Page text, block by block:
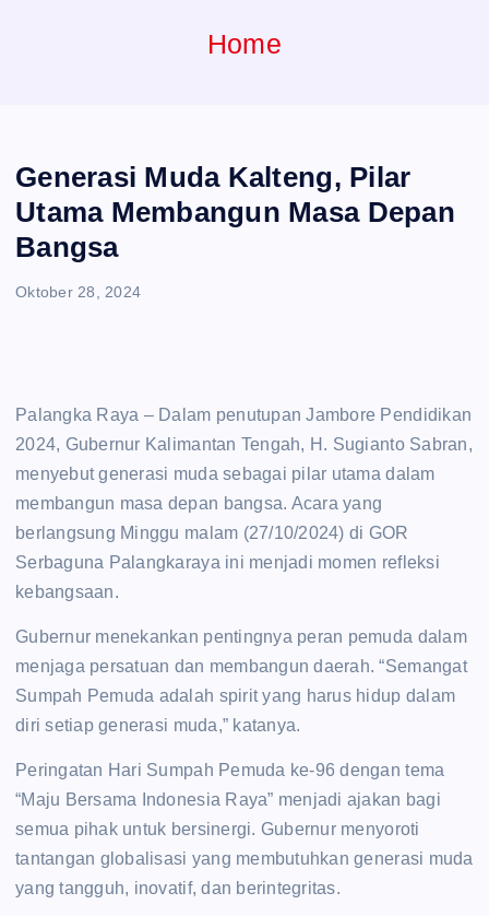
Home
Generasi Muda Kalteng, Pilar
Utama Membangun Masa Depan
Bangsa
Oktober 28, 2024
Palangka Raya – Dalam penutupan Jambore Pendidikan
2024, Gubernur Kalimantan Tengah, H. Sugianto Sabran,
menyebut generasi muda sebagai pilar utama dalam
membangun masa depan bangsa. Acara yang
berlangsung Minggu malam (27/10/2024) di GOR
Serbaguna Palangkaraya ini menjadi momen refleksi
kebangsaan.
Gubernur menekankan pentingnya peran pemuda dalam
menjaga persatuan dan membangun daerah. “Semangat
Sumpah Pemuda adalah spirit yang harus hidup dalam
diri setiap generasi muda,” katanya.
Peringatan Hari Sumpah Pemuda ke-96 dengan tema
“Maju Bersama Indonesia Raya” menjadi ajakan bagi
semua pihak untuk bersinergi. Gubernur menyoroti
tantangan globalisasi yang membutuhkan generasi muda
yang tangguh, inovatif, dan berintegritas.